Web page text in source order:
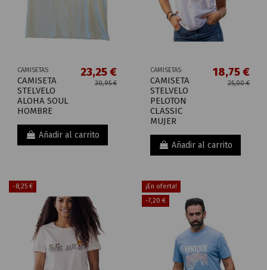
CAMISETAS
CAMISETA
STELVELO
ALOHA SOUL
HOMBRE
23,25 €
30,95 €
Añadir al carrito
CAMISETAS
CAMISETA
STELVELO
PELOTON
CLASSIC
MUJER
18,75 €
25,00 €
Añadir al carrito
-8,25 €
¡En oferta!
-7,20 €